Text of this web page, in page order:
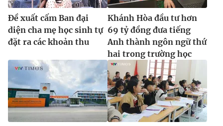
Đề xuất cấm Ban đại
diện cha mẹ học sinh tự
đặt ra các khoản thu
Khánh Hòa đầu tư hơn
69 tỷ đồng đưa tiếng
Anh thành ngôn ngữ thứ
hai trong trường học